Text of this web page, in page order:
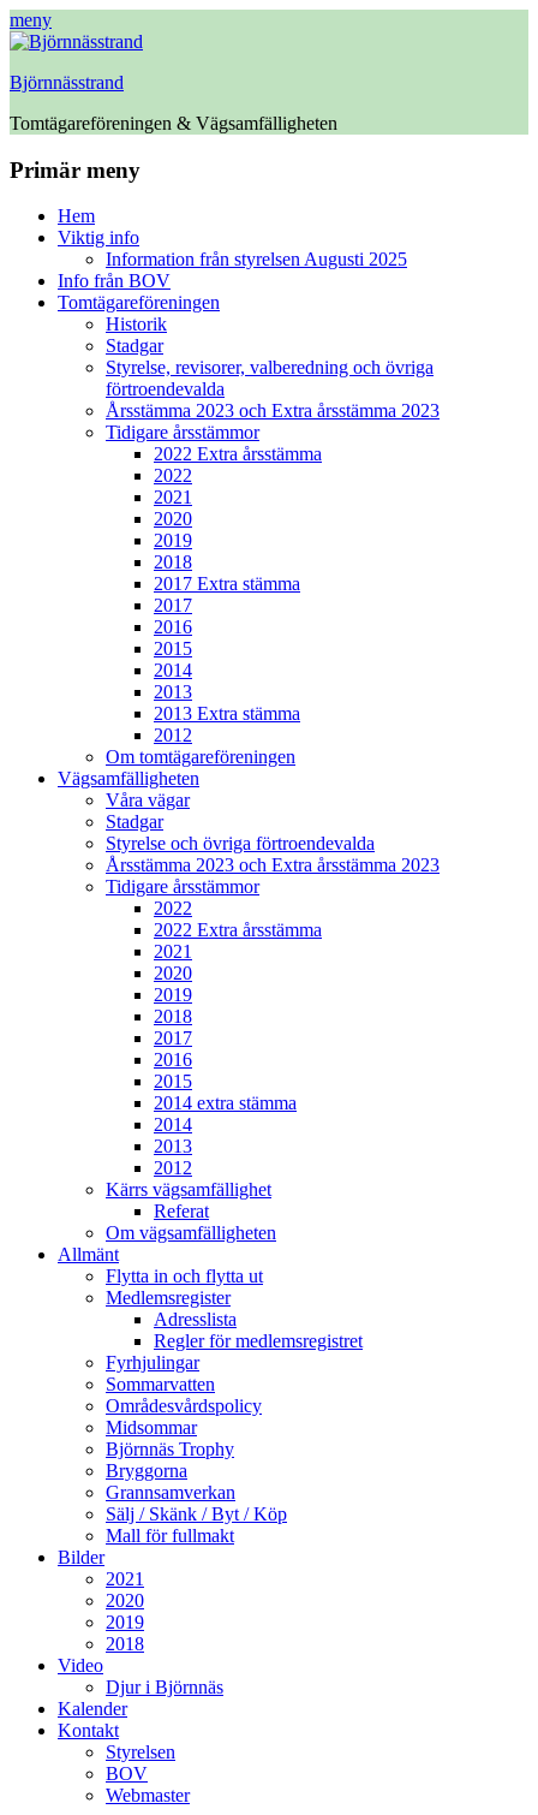
meny
Björnnässtrand
Tomtägareföreningen & Vägsamfälligheten
Facebook
Primär meny
HoppaHem
Viktig info
Information från styrelsen Augusti 2025
Info från BOV
Tomtägareföreningen
Historik
Stadgar
Styrelse, revisorer, valberedning och övriga
förtroendevalda
Årsstämma 2023 och Extra årsstämma 2023
Tidigare årsstämmor
2022 Extra årsstämma
2022
2021
2020
2019
2018
2017 Extra stämma
2017
2016
2015
2014
2013
2013 Extra stämma
2012
Om tomtägareföreningen
Vägsamfälligheten
Våra vägar
Stadgar
Styrelse och övriga förtroendevalda
Årsstämma 2023 och Extra årsstämma 2023
Tidigare årsstämmor
2022
2022 Extra årsstämma
2021
2020
2019
2018
2017
2016
2015
2014 extra stämma
2014
2013
2012
Kärrs vägsamfällighet
Referat
Om vägsamfälligheten
Allmänt
Flytta in och flytta ut
Medlemsregister
Adresslista
Regler för medlemsregistret
Fyrhjulingar
Sommarvatten
Områdesvårdspolicy
Midsommar
Björnnäs Trophy
Bryggorna
Grannsamverkan
Sälj / Skänk / Byt / Köp
Mall för fullmakt
Bilder
2021
2020
2019
2018
Video
Djur i Björnnäs
Kalender
Kontakt
Styrelsen
BOV
Webmaster